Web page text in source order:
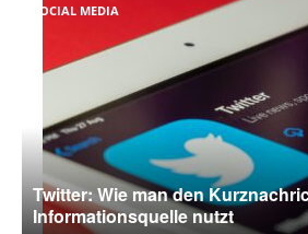
SOCIAL MEDIA
Twitter: Wie man den
Informationsquelle nutzt